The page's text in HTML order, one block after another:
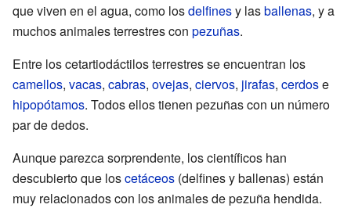
que viven en el agua, como losdelfinesy lasballenas, y a
muchos animales terrestres con pezuñas.
Entre los cetartiodáctilos terrestres se encuentran los
camellos, vacas, cabras, ovejas, ciervos, jirafas, cerdose
hipopótamos. Todos ellos tienen pezuñas con un número
par de dedos.
Aunque parezca sorprendente, los científicos han
descubierto que loscetáceos (delfines y ballenas) están
muy relacionados con los animales de pezuña hendida.